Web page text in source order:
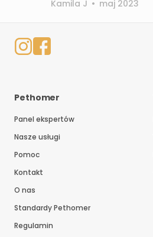
Kamila J • maj 2023
Pethomer
Panel ekspertów
Nasze usługi
Pomoc
Kontakt
O nas
Standardy Pethomer
Regulamin